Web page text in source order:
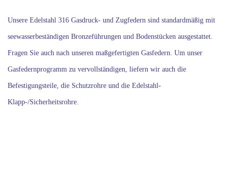
Unsere Edelstahl 316 Gasdruck- und Zugfedern sind standardmäßig mit
seewasserbeständigen Bronzeführungen und Bodenstücken ausgestattet.
Fragen Sie auch nach unseren maßgefertigten Gasfedern. Um unser
Gasfedernprogramm zu vervollständigen, liefern wir auch die
Befestigungsteile, die Schutzrohre und die Edelstahl-
Klapp-/Sicherheitsrohre.